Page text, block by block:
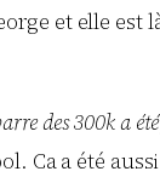
et elle est
des 300k a
Ca a été